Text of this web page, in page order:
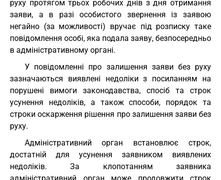
руху протягом трьох робочих днів з дня отримання
заяви, а в разі особистого звернення із заявою
негайно (за можливості) вручає під розписку таке
повідомлення особі, яка подала заяву, безпосередньо
в адміністративному органі.
У повідомленні про залишення заяви без руху
зазначаються виявлені недоліки з посиланням на
порушені вимоги законодавства, спосіб та строк
усунення недоліків, а також способи, порядок та
строки оскарження рішення про залишення заяви без
руху.
Адміністративний орган встановлює строк,
достатній для усунення заявником виявлених
недоліків. За клопотанням заявника